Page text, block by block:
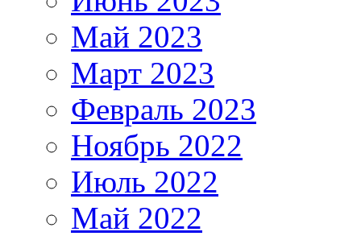
Май 2023
Март 2023
Февраль 2023
Ноябрь 2022
Июль 2022
Май 2022